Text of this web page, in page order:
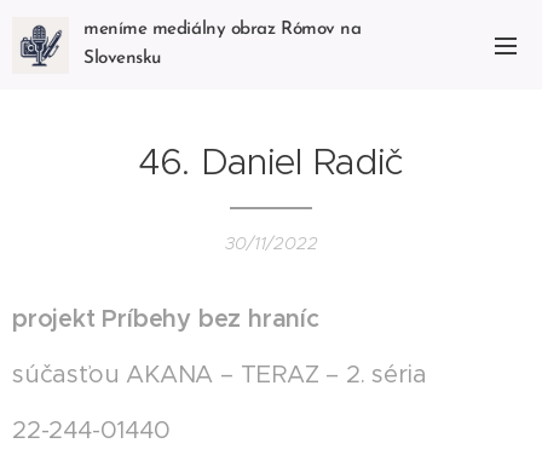
meníme mediálny obraz Rómov na
Slovensku
46. Daniel Radič
30/11/2022
projekt Príbehy bez hraníc
súčasťou AKANA – TERAZ – 2. séria
22-244-01440